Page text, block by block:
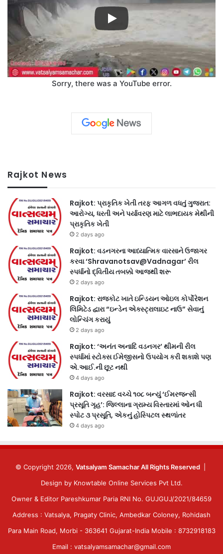
Sorry, there was a YouTube error.
Rajkot News
Rajkot: પ્રાકૃતિક ખેતી તરફ આગળ વધતું ગુજરાત:
આરોગ્ય, ધરતી અને પર્યાવરણ માટે લાભદાયક મેથીની
પ્રાકૃતિક ખેતી
2 days ago
Rajkot: વડનગરના આધ્યાત્મિક વારસાને ઉજાગર
કરવા ‘Shravanotsav@Vadnagar’ રીલ
સ્પર્ધાનો દ્વિતીય તબક્કો આજથી શરૂ
2 days ago
Rajkot: રાજકોટ ખાતે ઇન્ડિયન ઓઇલ કોર્પોરેશન
લિમિટેડ દ્વારા “ઇન્ડેન એક્સ્ટ્રાલાઇટ નાઉ” સેવાનું
લોન્ચિંગ કરાયું
2 days ago
Rajkot: ‘અનંત અનાદિ વડનગર’ થીમની રીલ
સ્પર્ધામાં સ્ટોક્સ ઈમેજીસનો ઉપયોગ કરી શકાશે પણ
એ.આઈ.ની છૂટ નથી
4 days ago
Rajkot: વરસાદ વચ્ચે ૧૦૮ બન્યું ‘ઈમરજન્સી
પ્રસૂતિ ગૃહ’: જિલ્લાના ગ્રામ્ય વિસ્તારમાં ઓન ધી
સ્પોટ ૩ પ્રસૂતિ, એકનું હોસ્પિટલ સ્થળાંતર
4 days ago
© Copyright 2026, Vatsalyam Samachar All Rights Reserved
Design by Knowtable Online Services Pvt Ltd.
Owner & Editor Pareshkumar Paria RNI No. GUJGUJ/2021/84659
Address : Vatsalya, Pragaty Clinic, Ambedkar Coloney, Rohidash
Para Main Road, Morbi - 363641 Gujarat-India Mobile : 8732918183
Email : vatsalyamsamachar@gmail.com